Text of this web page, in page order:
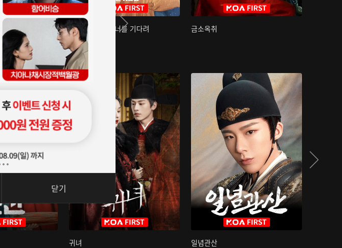
아재저리등니 : 너를 기다려 금소옥취
귀녀 일념관산
닫기